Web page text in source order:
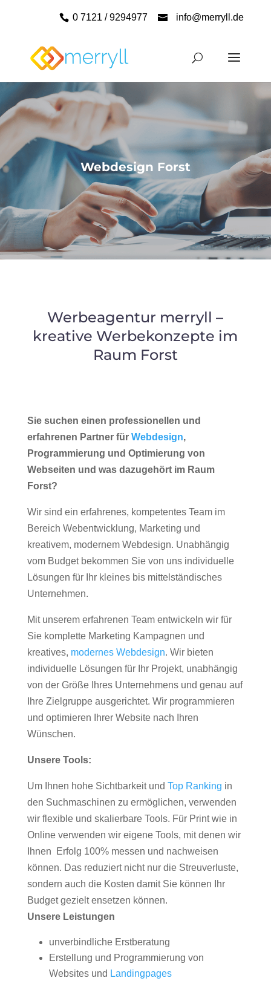
0 7121 / 9294977 info@merryll.de
Webdesign Forst
Werbeagentur merryll –
kreative Werbekonzepte im
Raum Forst
Sie suchen einen professionellen und
erfahrenen Partner für Webdesign,
Programmierung und Optimierung von
Webseiten und was dazugehört im Raum
Forst?
Wir sind ein erfahrenes, kompetentes Team im
Bereich Webentwicklung, Marketing und
kreativem, modernem Webdesign. Unabhängig
vom Budget bekommen Sie von uns individuelle
Lösungen für Ihr kleines bis mittelständisches
Unternehmen.
Mit unserem erfahrenen Team entwickeln wir für
Sie komplette Marketing Kampagnen und
kreatives, modernes Webdesign. Wir bieten
individuelle Lösungen für Ihr Projekt, unabhängig
von der Größe Ihres Unternehmens und genau auf
Ihre Zielgruppe ausgerichtet. Wir programmieren
und optimieren Ihrer Website nach Ihren
Wünschen.
Unsere Tools:
Um Ihnen hohe Sichtbarkeit und Top Ranking in
den Suchmaschinen zu ermöglichen, verwenden
wir flexible und skalierbare Tools. Für Print wie in
Online verwenden wir eigene Tools, mit denen wir
Ihnen Erfolg 100% messen und nachweisen
können. Das reduziert nicht nur die Streuverluste,
sondern auch die Kosten damit Sie können Ihr
Budget gezielt ensetzen können.
Unsere Leistungen
unverbindliche Erstberatung
Erstellung und Programmierung von
Websites und Landingpages